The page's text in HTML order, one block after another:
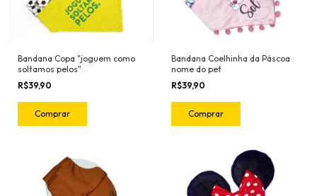
Bandana Copa "joguem como
soltamos pelos"
R$39,90
Comprar
Bandana Coelhinha da Páscoa
nome do pet
R$39,90
Comprar